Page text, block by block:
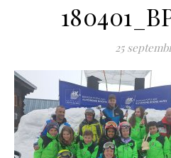
25